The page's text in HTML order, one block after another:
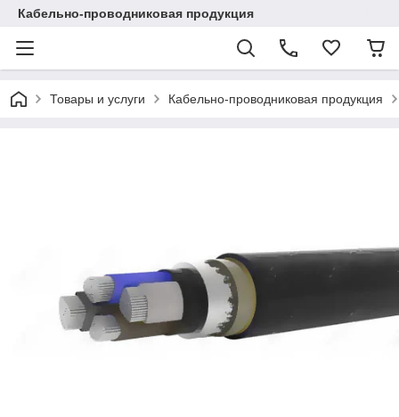
Кабельно-проводниковая продукция
Товары и услуги Кабельно-проводниковая продукция